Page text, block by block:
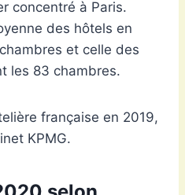
concentré à Paris.
des hôtels en
et celle des
les 83 chambres.
française en 2019,
KPMG.